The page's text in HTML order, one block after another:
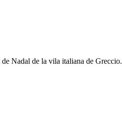
Nadal de la vila italiana de Greccio.